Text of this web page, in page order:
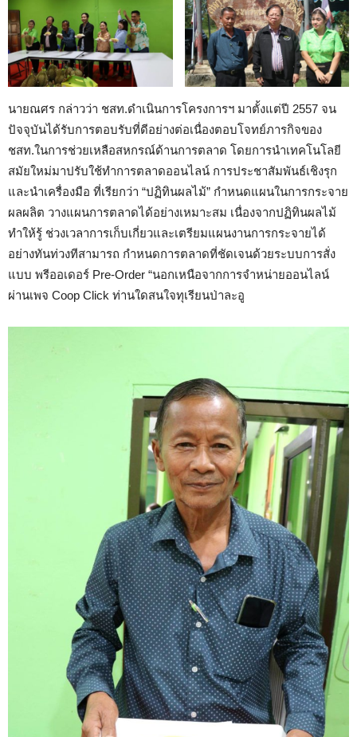
นายณศร กล่าวว่า ชสท.ดำเนินการโครงการฯ มาตั้งแต่ปี 2557 จน
ปัจจุบันได้รับการตอบรับที่ดีอย่างต่อเนื่องตอบโจทย์ภารกิจของ
ชสท.ในการช่วยเหลือสหกรณ์ด้านการตลาด โดยการนำเทคโนโลยี
สมัยใหม่มาปรับใช้ทำการตลาดออนไลน์ การประชาสัมพันธ์เชิงรุก
และนำเครื่องมือ ที่เรียกว่า “ปฏิทินผลไม้” กำหนดแผนในการกระจาย
ผลผลิต วางแผนการตลาดได้อย่างเหมาะสม เนื่องจากปฏิทินผลไม้
ทำให้รู้ ช่วงเวลาการเก็บเกี่ยวและเตรียมแผนงานการกระจายได้
อย่างทันท่วงทีสามารถ กำหนดการตลาดที่ชัดเจนด้วยระบบการสั่ง
แบบ พรีออเดอร์ Pre-Order “นอกเหนือจากการจำหน่ายออนไลน์
ผ่านเพจ Coop Click ท่านใดสนใจทุเรียนป่าละอู